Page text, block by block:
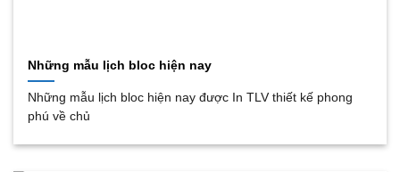
Những mẫu lịch bloc hiện nay
Những mẫu lịch bloc hiện nay được In TLV thiết kế phong
phú về chủ